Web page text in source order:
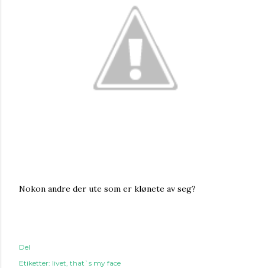
Nokon andre der ute som er klønete av seg?
Del
Etiketter: livet that`s my face